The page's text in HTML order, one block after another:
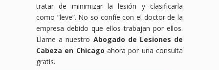
tratar de minimizar la lesión y clasificarla
como “leve”. No so confíe con el doctor de la
empresa debido que ellos trabajan por ellos.
Llame a nuestro Abogado de Lesiones de
Cabeza en Chicago ahora por una consulta
gratis.